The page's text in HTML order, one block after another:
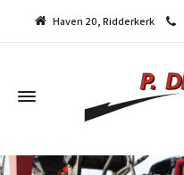
Haven 20, Ridderkerk